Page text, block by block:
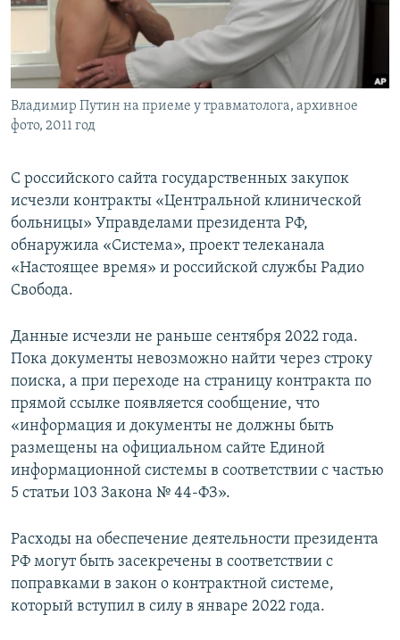
ПОБЕДИТЕЛЕЙ НЕ СУДЯТ?
КРЫМ.НЕПОКОРЕННЫЙ
ELIFBE
УКРАИНСКАЯ ПРОБЛЕМА КРЫМА
ПРИСОЕДИНЯЙТЕСЬ!
Все сайты RFE/RL
Владимир Путин на приеме у травматолога, архивное
фото, 2011 год
С российского сайта государственных закупок
исчезли контракты «Центральной клинической
больницы» Управделами президента РФ,
обнаружила «Система», проект телеканала
«Настоящее время» и российской службы Радио
Свобода.
Данные исчезли не раньше сентября 2022 года.
Пока документы невозможно найти через строку
поиска, а при переходе на страницу контракта по
прямой ссылке появляется сообщение, что
«информация и документы не должны быть
размещены на официальном сайте Единой
информационной системы в соответствии с частью
5 статьи 103 Закона № 44-ФЗ».
Расходы на обеспечение деятельности президента
РФ могут быть засекречены в соответствии с
поправками в закон о контрактной системе,
который вступил в силу в январе 2022 года.